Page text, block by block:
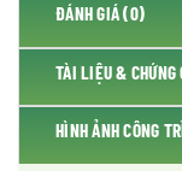
ĐÁNH GIÁ (0)
TÀI LIỆU & CHỨNG
HÌNH ẢNH CÔNG